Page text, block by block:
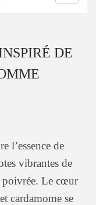
DE
l’essence de
vibrantes de
poivrée. Le cœur
cardamome se